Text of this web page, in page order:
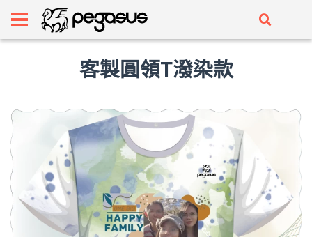
客製圓領T潑染款